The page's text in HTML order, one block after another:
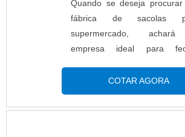
com tecnologia de ponta,
frascos e tampas.Tudo isso
ser comprometida com
serviços e inovadora,
possíveis por contar
diversas certificações,
Quando se deseja
fábrica de sacolas
supermercado,
empresa ideal para
na empresa mais
mercado e
organização mais
COTAR AGORA